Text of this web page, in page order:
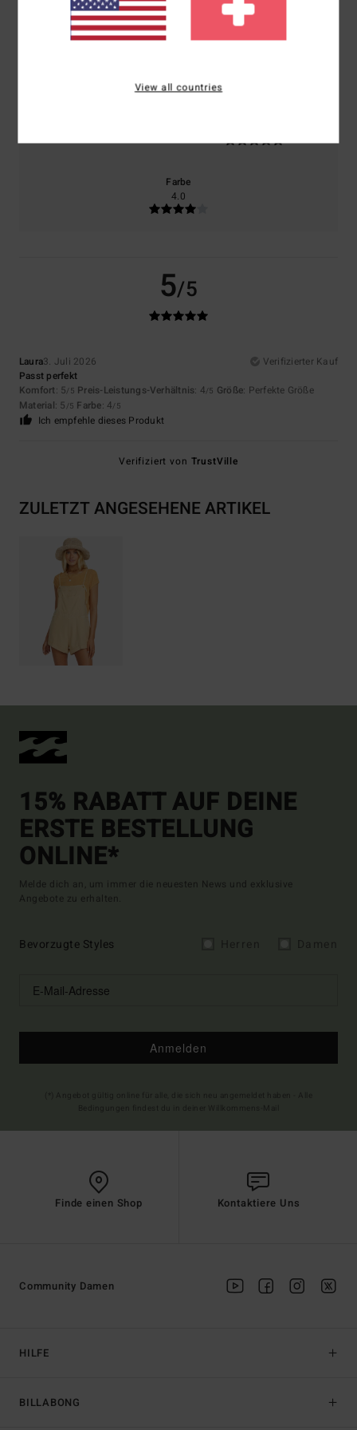
100% unserer Kunden empfehlen dieses Produkt
Komfort
Preis-Leistungs-Verhältnis
Farbe
4.0
5/5
Laura3. Juli 2026
Verifizierter Kauf
Passt perfekt
Komfort: 5/5 Preis-Leistungs-Verhältnis: 4/5 Größe: Perfekte Größe
Material: 5 /5 Farbe: 4/5
Ich empfehle dieses Produkt
Verifiziert von TrustVille
ZULETZT ANGESEHENE ARTIKEL
15% RABATT AUF DEINE
ERSTE BESTELLUNG
ONLINE*
Melde dich an, um immer die neuesten News und exklusive
Angebote zu erhalten.
Bevorzugte Styles
Anmelden
Finde einen Shop Kontaktiere Uns
HILFE
BILLABONG
Community Damen
View all countries